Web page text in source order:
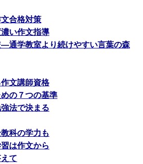
合格対策
い作文指導
通学教室より続けやすい言葉の森
文講師資格
の７つの基準
法で決まる
科の学力も
は作文から
て